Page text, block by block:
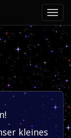
kleines